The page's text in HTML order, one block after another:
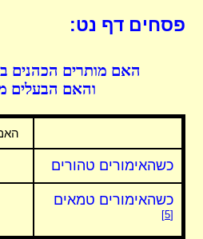
פסחים דף נט:
האם מותרים הכהנים
והאם הבעלים
כשהאימורים טהורים
כשהאימורים טמאים
[5]